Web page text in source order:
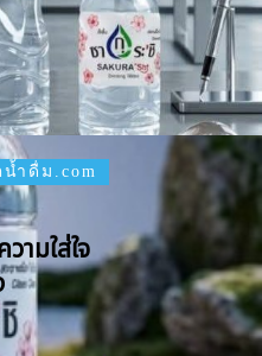
ำดื่ม.com
ามใส่ใจ